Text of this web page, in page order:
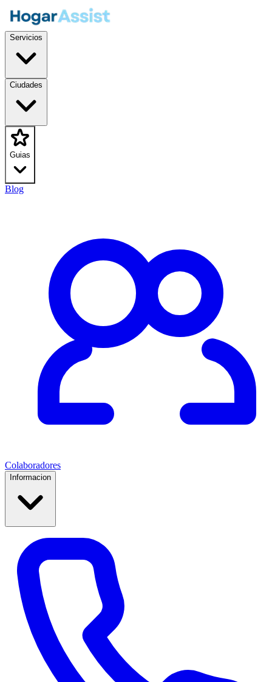
Servicios
Ciudades
Guias
Blog
Colaboradores
Informacion